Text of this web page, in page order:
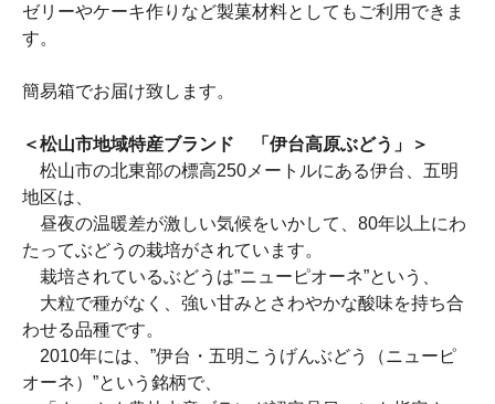
ゼリーやケーキ作りなど製菓材料としてもご利用できま
す。
簡易箱でお届け致します。
＜松山市地域特産ブランド 「伊台高原ぶどう」＞
松山市の北東部の標高250メートルにある伊台、五明
地区は、
昼夜の温暖差が激しい気候をいかして、80年以上にわ
たってぶどうの栽培がされています。
栽培されているぶどうは”ニューピオーネ”という、
大粒で種がなく、強い甘みとさわやかな酸味を持ち合
わせる品種です。
2010年には、”伊台・五明こうげんぶどう（ニューピ
オーネ）”という銘柄で、